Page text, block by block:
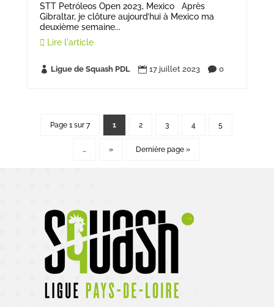
STT Petróleos Open 2023, Mexico Après
Gibraltar, je clôture aujourd’hui à Mexico ma
deuxième semaine...
Lire l'article
 Ligue de Squash PDL  17 juillet 2023  0
Page 1 sur 7 1 2 3 4 5
… » Dernière page »